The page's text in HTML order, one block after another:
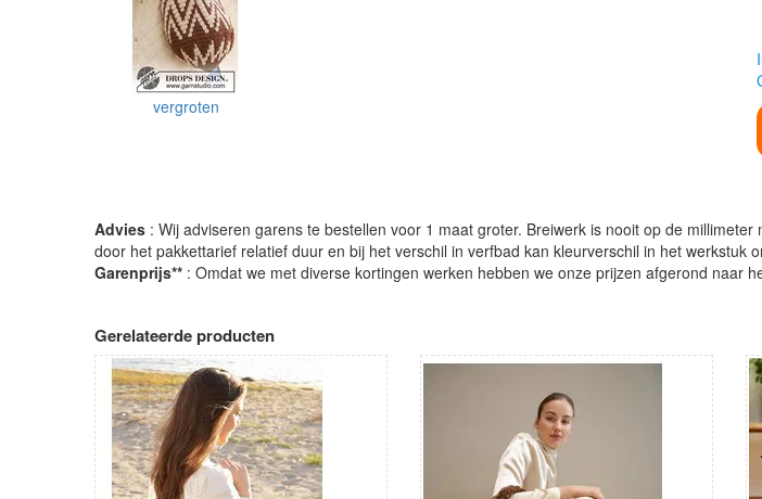
vergroten
Advies : Wij adviseren garens te bestellen voor 1 maat groter. Breiwerk is nooit op de
door het pakkettarief relatief duur en bij het verschil in verfbad kan kleurverschil in het werkstuk
Garenprijs** : Omdat we met diverse kortingen werken hebben we onze prijzen afgerond naar
Gerelateerde producten